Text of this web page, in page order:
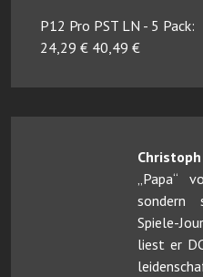
P12 Pro PST LN - 5 Pack:
24,29 € 40,49 €
„Papa“
sondern
Spiele-
liest er